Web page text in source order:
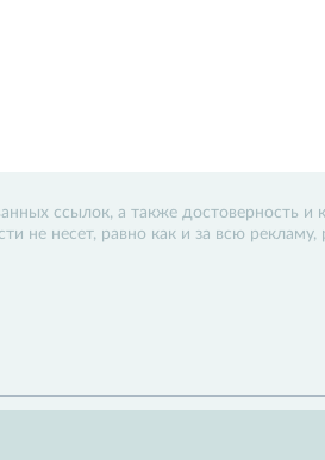
сразу после проверки работы
ссылок, а также достоверность и
не несет, равно как и за всю